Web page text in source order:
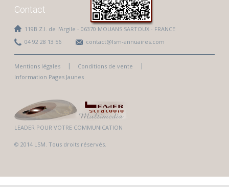
Contact
119B Z.I. de l'Argile - 06370 MOUANS SARTOUX - FRANCE
04 92 28 13 56
contact@lsm-annuaires.com
Mentions légales
Conditions de vente
Information Pages Jaunes
LEADER POUR VOTRE COMMUNICATION
© 2014 LSM. Tous droits réservés.